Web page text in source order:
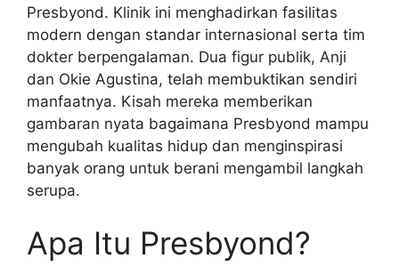
Presbyond. Klinik ini menghadirkan fasilitas
modern dengan standar internasional serta tim
dokter berpengalaman. Dua figur publik, Anji
dan Okie Agustina, telah membuktikan sendiri
manfaatnya. Kisah mereka memberikan
gambaran nyata bagaimana Presbyond mampu
mengubah kualitas hidup dan menginspirasi
banyak orang untuk berani mengambil langkah
serupa.
Apa Itu Presbyond?